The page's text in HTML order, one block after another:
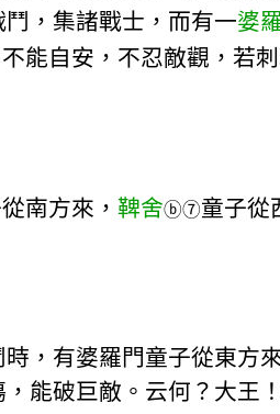
，集諸戰士，而有一婆
不能自安，不忍敵觀，若
南方來， 鞞舍ⓑ⑦童子從
時，有婆羅門童子從東
能破巨敵。云何？大王